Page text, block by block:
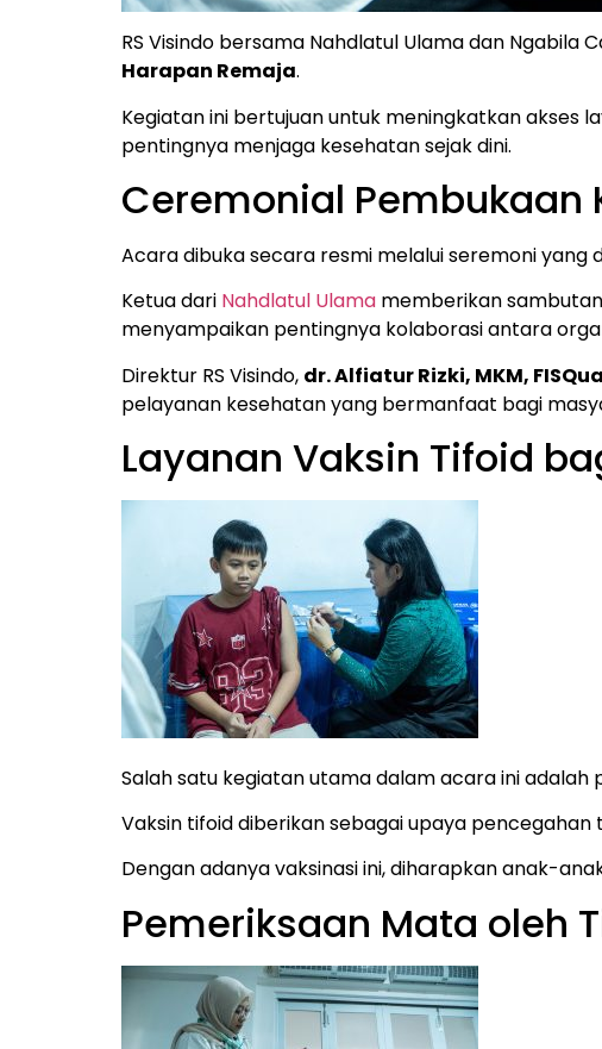
RS Visindo bersama Nahdlatul Ulamadan Ngabila
Harapan Remaja.
Kegiatan ini bertujuan untuk meningkatkan akses
pentingnya menjaga kesehatan sejak dini.
Ceremonial Pembukaan
Acara dibuka secara resmi melalui seremoni
Ketua dari Nahdlatul Ulama memberikan
menyampaikan pentingnya kolaborasi antara
Direktur RS Visindo, dr. Alfiatur Rizki, MKM, FISQua
pelayanan kesehatan yang bermanfaat bagi
Layanan Vaksin Tifoid
Salah satu kegiatan utama dalam acara ini adalah
Vaksin tifoid diberikan sebagai upaya
Dengan adanya vaksinasi ini, diharapkan anak-
Pemeriksaan Mata oleh